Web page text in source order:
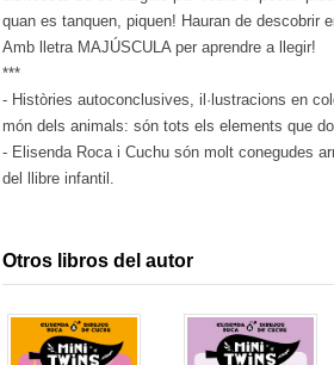
quan es tanquen, piquen! Hauran de descobrir
Amb lletra MAJÚSCULA per aprendre a llegir!
***
- Històries autoconclusives, il·lustracions en
món dels animals: són tots els elements que
- Elisenda Roca i Cuchu són molt conegudes
del llibre infantil.
Otros libros del autor